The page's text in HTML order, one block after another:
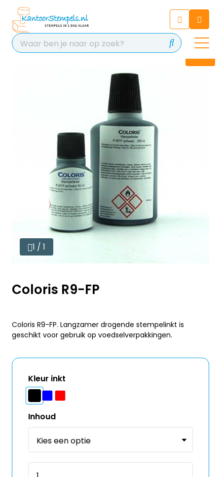
Chat 24/7 met onze chatbot
voor hulp
Contact
1 / 1
Coloris R9-FP
Coloris R9-FP. Langzamer drogende stempelinkt is
geschikt voor gebruik op voedselverpakkingen.
Kleur inkt
Inhoud